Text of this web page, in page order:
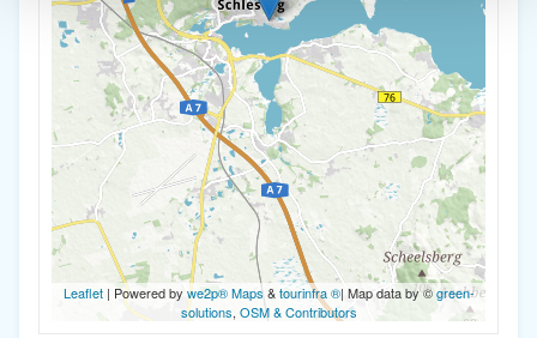
Leaflet| Powered by we2p® Maps&tourinfra ®| Map data by ©green-
solutions, OSM & Contributors